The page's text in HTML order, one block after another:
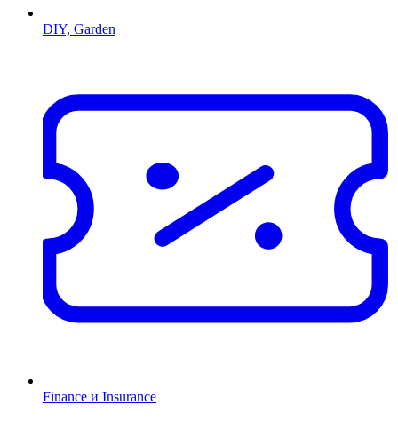
DIY, Garden
Finance и Insurance